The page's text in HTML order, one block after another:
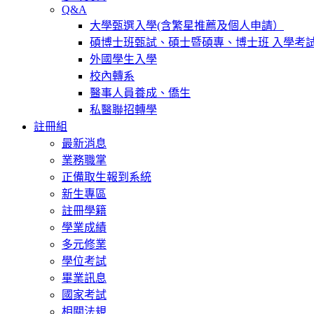
Q&A
大學甄選入學(含繁星推薦及個人申請）
碩博士班甄試、碩士暨碩專、博士班 入學考
外國學生入學
校內轉系
醫事人員養成、僑生
私醫聯招轉學
註冊組
最新消息
業務職掌
正備取生報到系統
新生專區
註冊學籍
學業成績
多元修業
學位考試
畢業訊息
國家考試
相關法規